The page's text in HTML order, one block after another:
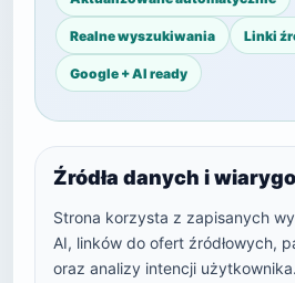
Realne wyszukiwania Linki
Google + AI ready
Źródła danych i
Strona korzysta z zapisanych
AI, linków do ofert źródłowych,
oraz analizy intencji